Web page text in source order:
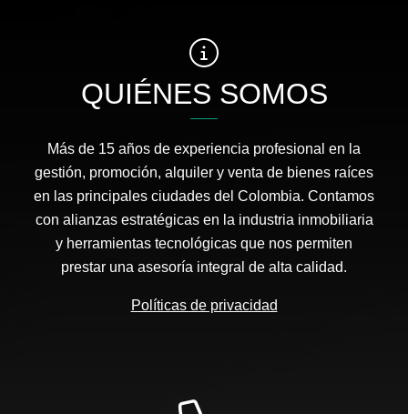
QUIÉNES SOMOS
Más de 15 años de experiencia profesional en la
gestión, promoción, alquiler y venta de bienes raíces
en las principales ciudades del Colombia. Contamos
con alianzas estratégicas en la industria inmobiliaria
y herramientas tecnológicas que nos permiten
prestar una asesoría integral de alta calidad.
Políticas de privacidad